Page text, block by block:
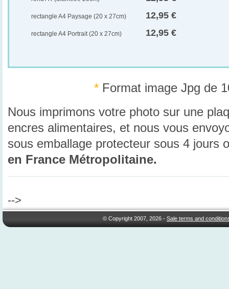
rectangle A4 Paysage (20 x 27cm) 12,95 €
rectangle A4 Portrait (20 x 27cm) 12,95 €
* Format image Jpg de
Nous imprimons votre photo sur une
encres alimentaires, et nous vous
sous emballage protecteur sous 4 jours
en France Métropolitaine.
-->
© Copyright 2007, 2026 -Sale terms and